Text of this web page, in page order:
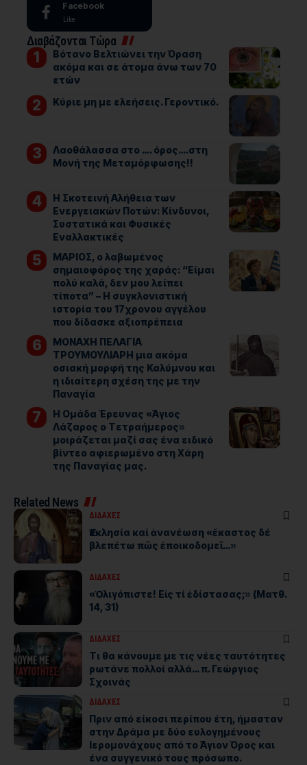
Facebook
Like
Διαβάζονται Τώρα
Βότανο Βελτιώνει την Όραση
ακόμα και σε άτομα άνω των 70
ετών
Kύριε μη με ελεήσεις. Γεροντικό.
Λαοθάλασσα στο …. όρος….στη
Μονή της Μεταμόρφωσης!!
Η Σκοτεινή Αλήθεια των
Ενεργειακών Ποτών: Κίνδυνοι,
Συστατικά και Φυσικές
Εναλλακτικές
ΜΑΡΙΟΣ, ο λαβωμένος
σημαιοφόρος της χαράς: “Είμαι
πολύ καλά, δεν μου λείπει
τίποτα” – Η συγκλονιστική
ιστορία του 17χρονου αγγέλου
που δίδασκε αξιοπρέπεια
ΜΟΝΑΧΗ ΠΕΛΑΓΙΑ
ΤΡΟΥΜΟΥΛΙΑΡΗ μια ακόμα
οσιακή μορφή της Καλύμνου και
η ιδιαίτερη σχέση της με την
Παναγία
Η Ομάδα Έρευνας «Άγιος
Λάζαρος ο Τετραήμερος»
μοιράζεται μαζί σας ένα ειδικό
βίντεο αφιερωμένο στη Χάρη
της Παναγίας μας.
Related News
ΔΙΔΑΧΕΣ
Ἐκκλησία καί ἀνανέωση «ἕκαστος δέ
βλεπέτω πῶς ἐποικοδομεῖ…»
ΔΙΔΑΧΕΣ
«Ὀλιγόπιστε! Εἰς τί ἐδίστασας;» (Ματθ.
14, 31)
ΔΙΔΑΧΕΣ
Τι θα κάνουμε με τις νέες ταυτότητες
ρωτάνε πολλοί αλλά… π. Γεώργιος
Σχοινάς
ΔΙΔΑΧΕΣ
Πριν από είκοσι περίπου έτη, ήμασταν
στην Δράμα με δύο ευλογημένους
Ιερομονάχους από το Άγιον Όρος και
ένα συγγενικό τους πρόσωπο.